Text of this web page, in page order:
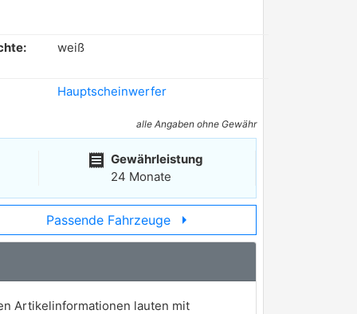
weiß
Hauptscheinwerfer
alle Angaben ohne Gewähr
receipt Gewährleistung
24 Monate
Passende Fahrzeuge arrow_right
Artikelinformationen lauten mit